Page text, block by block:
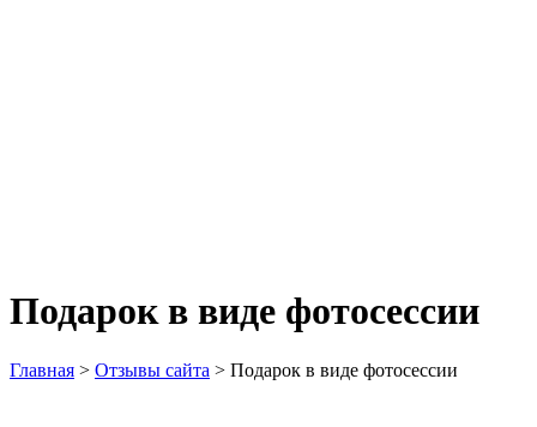
Подарок в виде фотосессии
Главная > Отзывы сайта > Подарок в виде фотосессии